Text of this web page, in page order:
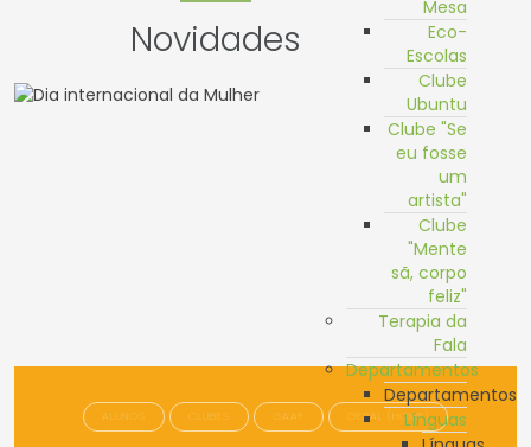
Mesa
Eco-
Escolas
Clube
Ubuntu
Clube "Se
eu fosse
um
artista"
Clube
"Mente
sã, corpo
feliz"
Terapia da
Fala
Departamentos
Departamentos
Línguas
Novidades
ALUNOS CLUBES GAAF GERAL (HOME)